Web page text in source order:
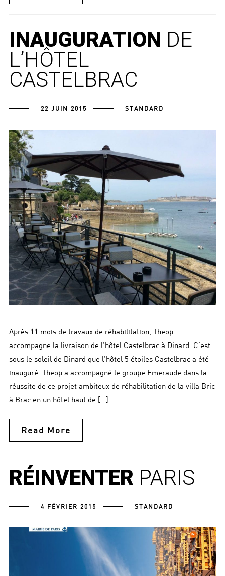
INAUGURATION DE
L’HÔTEL
CASTELBRAC
22 JUIN 2015 STANDARD
Après 11 mois de travaux de réhabilitation, Theop
accompagne la livraison de l’hôtel Castelbrac à Dinard. C’est
sous le soleil de Dinard que l’hôtel 5 étoiles Castelbrac a été
inauguré. Theop a accompagné le groupe Emeraude dans la
réussite de ce projet ambiteux de réhabilitation de la villa Bric
à Brac en un hôtel haut de […]
Read More
RÉINVENTER PARIS
4 FÉVRIER 2015 STANDARD